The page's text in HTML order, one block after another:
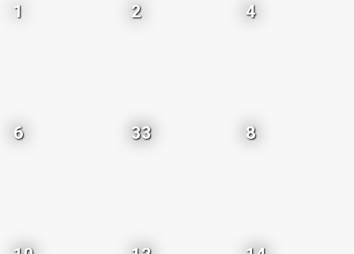
1 2 4
6 33 8